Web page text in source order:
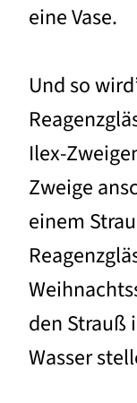
eine Vase.
Und so
Ilex-
Zweige
einem
den Strauß
Wasser